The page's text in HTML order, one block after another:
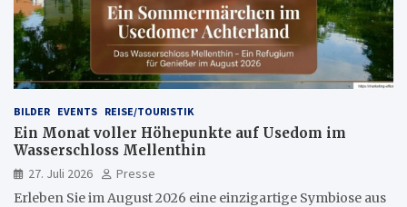
BILDER EVENTS REISE/TOURISTIK
Ein Monat voller Höhepunkte auf Usedom im
Wasserschloss Mellenthin
27. Juli 2026
Presse
Erleben Sie im August 2026 eine einzigartige Symbiose aus